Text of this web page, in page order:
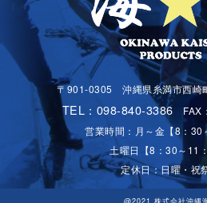
〒901-0305 沖縄県糸満市西崎
TEL：098-840-3386 FAX
営業時間：月～金【8：30
土曜日【8：30～11
定休日：日曜・祝